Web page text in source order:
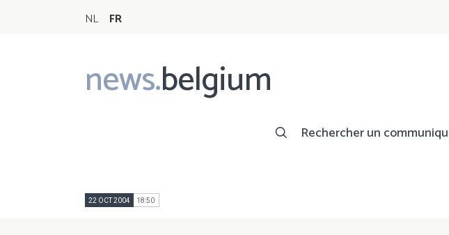
NL FR
news.belgium
Main
navigation
Rechercher un
22 OCT 2004 18:50